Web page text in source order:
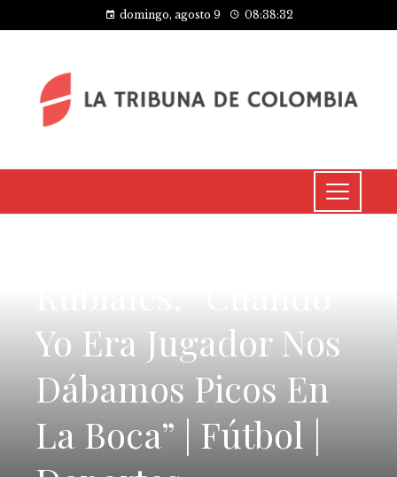
domingo, agosto 9 08:38:32
Yo Era Jugador Nos
Dábamos Picos En
La Boca” | Fútbol |